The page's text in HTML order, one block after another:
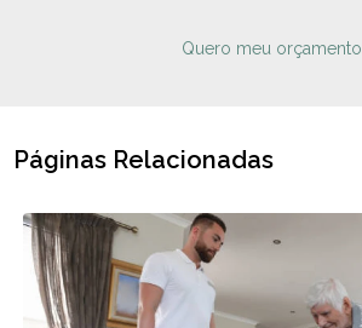
Quero meu orçamento
Páginas Relacionadas